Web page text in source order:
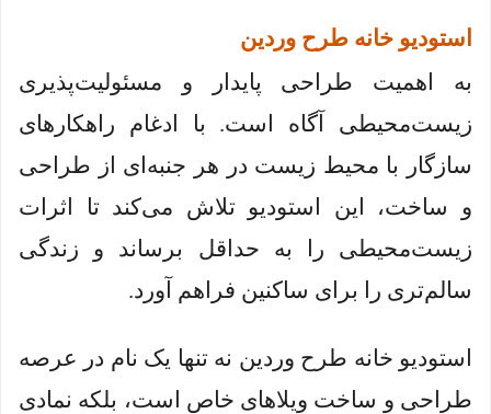
استودیو خانه طرح وردین
به اهمیت طراحی پایدار و مسئولیت‌پذیری
زیست‌محیطی آگاه است. با ادغام راهکارهای
سازگار با محیط زیست در هر جنبه‌ای از طراحی
و ساخت، این استودیو تلاش می‌کند تا اثرات
زیست‌محیطی را به حداقل برساند و زندگی
سالم‌تری را برای ساکنین فراهم آورد.
استودیو خانه طرح وردین نه تنها یک نام در عرصه
طراحی و ساخت ویلاهای خاص است، بلکه نمادی